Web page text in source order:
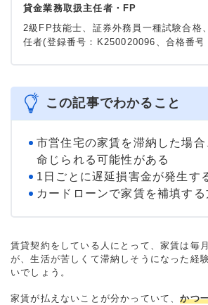
貸金業務取扱主任者・FP
2級FP技能士、証券外務員一種試験合格
任者(登録番号：K250020096、合格番
ン、FX、不動産、保険など、多くの金
メディアの編集・監修に携わり、実績は
ーン利用者へのインタビューなども多数
＞＞公式ページ
この記事でわかること
市営住宅の家賃を滞納した場
命じられる可能性がある
1日ごとに遅延損害金が発生す
カードローンで家賃を補填する
賃貸契約をしている人にとって、家賃は毎
が、生活が苦しくて滞納しそうになった経
いでしょう。
家賃が払えないことが分かっていて、かつ